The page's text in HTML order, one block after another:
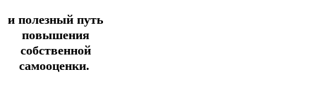
и полезный путь
повышения
собственной
самооценки.